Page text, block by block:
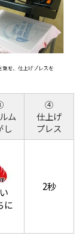
ム
し
④
仕上げ
プレス
に
2秒